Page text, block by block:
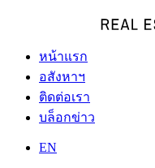
หน้าแรก
อสังหาฯ
ติดต่อเรา
บล็อกข่าว
EN